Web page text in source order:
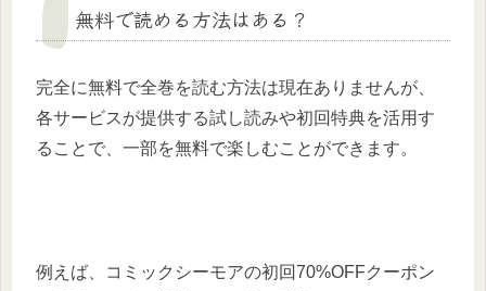
無料で読める方法はある？
完全に無料で全巻を読む方法は現在ありませんが、
各サービスが提供する試し読みや初回特典を活用す
ることで、一部を無料で楽しむことができます。
例えば、コミックシーモアの初回70%OFFクーポン